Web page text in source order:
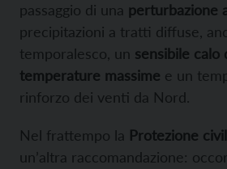
passaggio di una perturbazione
precipitazioni a tratti diffuse,
temporalesco, un sensibile calo
temperature massime e un
rinforzo dei venti da Nord.
Nel frattempo la Protezione
un’altra raccomandazione: